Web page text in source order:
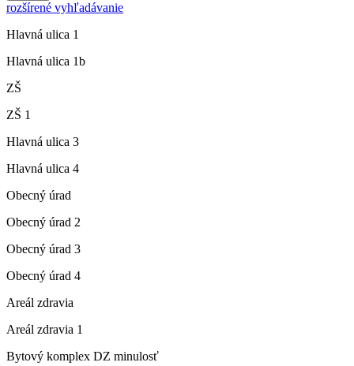
rozšírené vyhľadávanie
Hlavná ulica 1
Hlavná ulica 1b
ZŠ
ZŠ 1
Hlavná ulica 3
Hlavná ulica 4
Obecný úrad
Obecný úrad 2
Obecný úrad 3
Obecný úrad 4
Areál zdravia
Areál zdravia 1
Bytový komplex DZ minulosť